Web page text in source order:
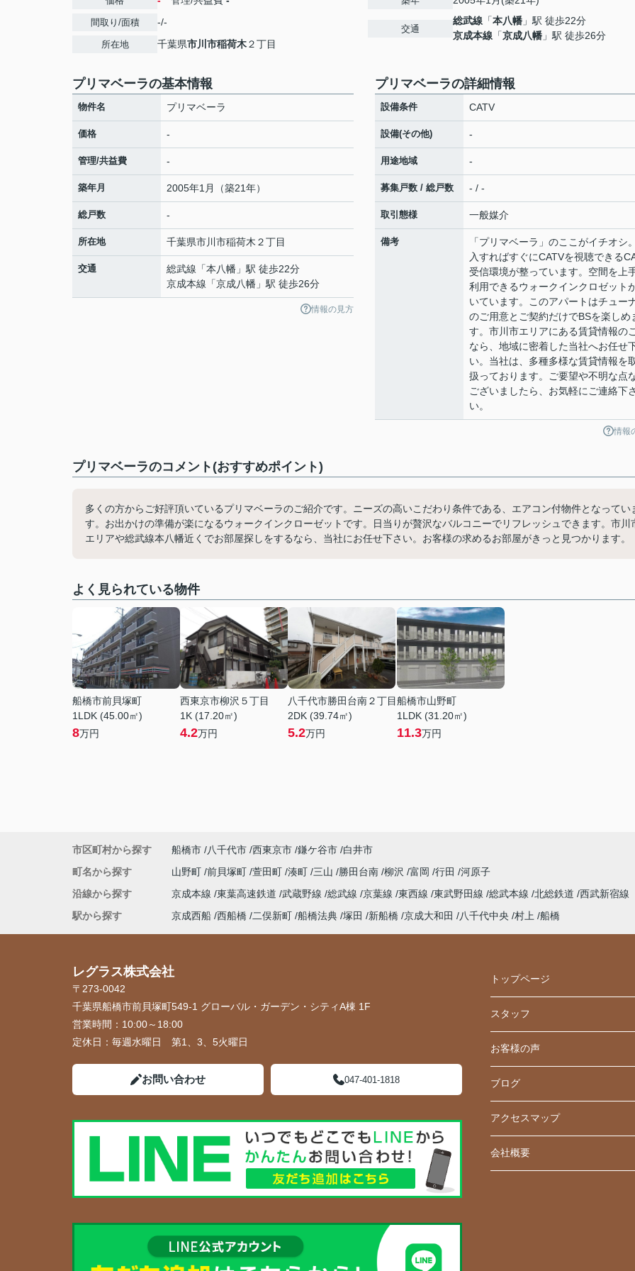
間取り/面積 -/-
所在地 千葉県市川市稲荷木２丁目
交通
総武線 「本八幡 」駅 徒歩22分
京成本線 「京成八幡 」駅 徒歩26分
プリマベーラの基本情報
物件名 プリマベーラ
価格 -
管理/共益費 -
築年月 2005年1月（築21年）
総戸数 -
所在地 千葉県市川市稲荷木 ２丁目
交通 総武線 「本八幡 」駅 徒歩22分
京成本線 「京成八幡 」駅 徒歩26分
情報の見方
プリマベーラの詳細情報
設備条件 CATV
設備(その他) -
用途地域 -
募集戸数 / 総戸数 - / -
取引態様 一般媒介
備考
「プリマベーラ」のここがイチオシ
入すればすぐにCATVを視聴できる
受信環境が整っています。空間を上
利用できるウォークインクロゼット
いています。このアパートはチュー
のご用意とご契約だけでBSを楽しめ
す。市川市エリアにある賃貸情報の
なら、地域に密着した当社へお任せ
い。当社は、多種多様な賃貸情報を
扱っております。ご要望や不明な点
ございましたら、お気軽にご連絡下さ
い。
情報
プリマベーラのコメント(おすすめポイント)
多くの方からご好評頂いているプリマベーラのご紹介です。ニーズの高いこだわり条件である、エアコン付物件となってい
す。お出かけの準備が楽になるウォークインクローゼットです。日当りが贅沢なバルコニーでリフレッシュできます。市川
エリアや総武線本八幡近くでお部屋探しをするなら、当社にお任せ下さい。お客様の求めるお部屋がきっと見つかります。
よく見られている物件
船橋市前貝塚町
1LDK (45.00㎡)
8万円
西東京市柳沢５丁目
1K (17.20㎡)
4.2万円
八千代市勝田台南２丁目
2DK (39.74㎡)
5.2万円
船橋市山野町
1LDK (31.20㎡)
11.3万円
市区町村から探す 船橋市 八千代市 西東京市 鎌ケ谷市 白井市
町名から探す
山野町 前貝塚町 萱田町 湊町 三山 勝田台南 柳沢 富岡 行田
河原子
沿線から探す
京成本線 東葉高速鉄道 武蔵野線 総武線 京葉線 東西線 東武野田線 総武本線 北総鉄道 西武新宿線
駅から探す
京成西船 西船橋 二俣新町 船橋法典 塚田 新船橋 京成大和田 八千代中央 村上 船橋
レグラス株式会社
〒273-0042
千葉県船橋市前貝塚町549-1 グローバル・ガーデン・シティA棟 1F
営業時間： 10:00～18:00
定休日： 毎週水曜日 第1、3、5火曜日
お問い合わせ 047-401-1818
トップページ
スタッフ
お客様の声
ブログ
アクセスマップ
会社概要